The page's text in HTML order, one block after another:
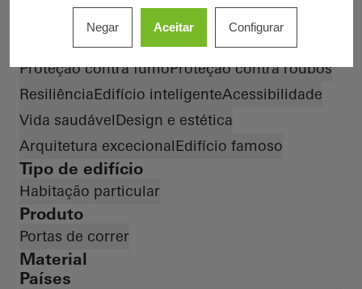
Cradle-to-Cradle Proteção contra incêndios
Proteção contra fumoProteção contra roubos
ResiliênciaEdifício inteligenteAcessibilidade
Vida saudávelDesign e estética
Arquitetura excecionalEdifício famoso
Tipo de edifício
Habitação particular
Produto
Portas de correr
Material
Países
Negar Aceitar Configurar